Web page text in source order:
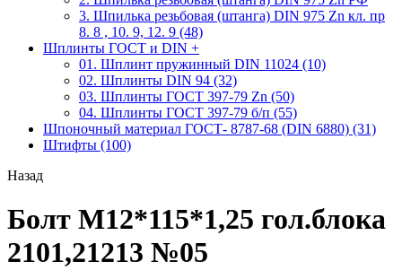
3. Шпилька резьбовая (штанга) DIN 975 Zn кл. пр
8. 8 , 10. 9, 12. 9 (48)
Шплинты ГОСТ и DIN +
01. Шплинт пружинный DIN 11024 (10)
02. Шплинты DIN 94 (32)
03. Шплинты ГОСТ 397-79 Zn (50)
04. Шплинты ГОСТ 397-79 б/п (55)
Шпоночный материал ГОСТ- 8787-68 (DIN 6880) (31)
Штифты (100)
Назад
Болт М12*115*1,25 гол.блока
2101,21213 №05